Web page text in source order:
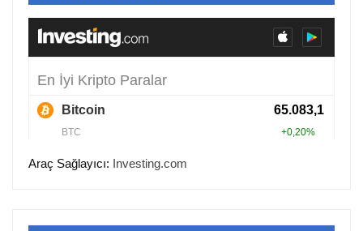
Araç Sağlayıcı: Investing.com